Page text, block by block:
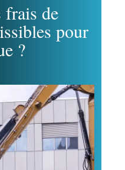
frais de
pour
?